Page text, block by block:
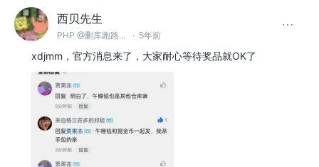
西贝先生
PHP @删库跑路（郑州）有限公司 · 5年前
xdjmm，官方消息来了，大家耐心等待奖品就OK了